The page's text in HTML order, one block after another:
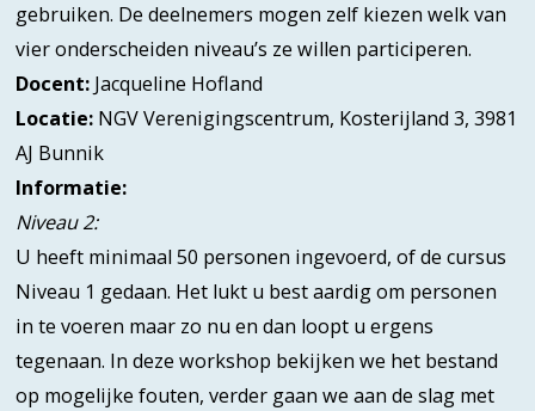
gebruiken. De deelnemers mogen zelf kiezen welk van
vier onderscheiden niveau’s ze willen participeren.
Docent: Jacqueline Hofland
Locatie: NGV Verenigingscentrum, Kosterijland 3, 3981
AJ Bunnik
Informatie:
Niveau 2:
U heeft minimaal 50 personen ingevoerd, of de cursus
Niveau 1 gedaan. Het lukt u best aardig om personen
in te voeren maar zo nu en dan loopt u ergens
tegenaan. In deze workshop bekijken we het bestand
op mogelijke fouten, verder gaan we aan de slag met